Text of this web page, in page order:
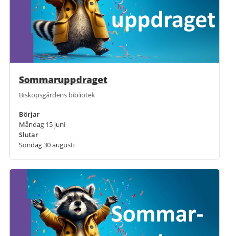
Sommaruppdraget
Biskopsgårdens bibliotek
Börjar
Måndag 15 juni
Slutar
Söndag 30 augusti